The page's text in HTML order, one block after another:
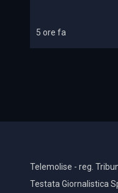
5 ore fa
Telemolise - reg.
Testata Giornalistica